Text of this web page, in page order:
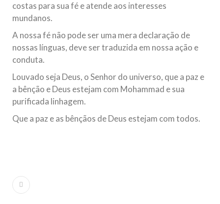
costas para sua fé e atende aos interesses
mundanos.
A nossa fé não pode ser uma mera declaração de
nossas línguas, deve ser traduzida em nossa ação e
conduta.
Louvado seja Deus, o Senhor do universo, que a paz e
a bênção e Deus estejam com Mohammad e sua
purificada linhagem.
Que a paz e as bênçãos de Deus estejam com todos.